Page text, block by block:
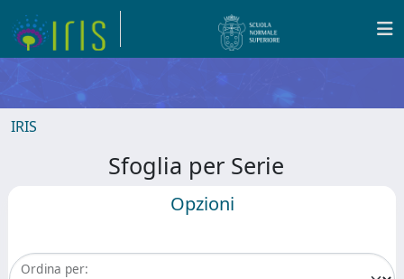
IRIS
Sfoglia per Serie
Opzioni
Ordina per: